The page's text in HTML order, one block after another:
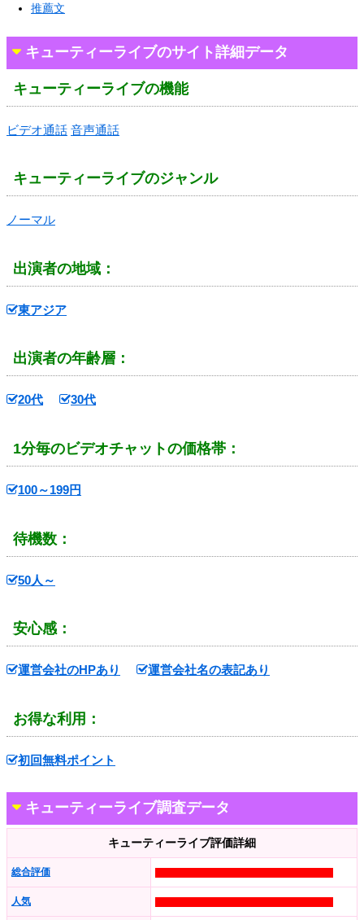
推薦文
キューティーライブのサイト詳細データ
キューティーライブの機能
ビデオ通話 音声通話
キューティーライブのジャンル
ノーマル
出演者の地域：
東アジア
出演者の年齢層：
20代 30代
1分毎のビデオチャットの価格帯：
100～199円
待機数：
50人～
安心感：
運営会社のHPあり 運営会社名の表記あり
お得な利用：
初回無料ポイント
キューティーライブ調査データ
キューティーライブ評価詳細
総合評価
人気